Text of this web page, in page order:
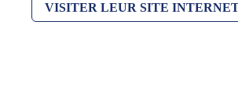
VISITER LEUR SITE